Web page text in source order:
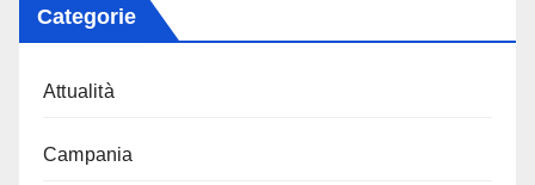
Categorie
Attualità
Campania